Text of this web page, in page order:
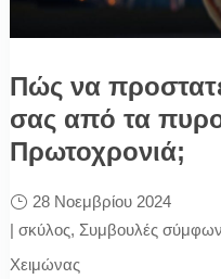
Πώς να
σας από τα
Πρωτοχρονιά;
28 Νοεμβρίου 2024
| σκύλος, Συμβουλές
Χειμώνας